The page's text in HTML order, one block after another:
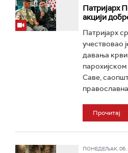
Патријарх
акцији
Патријарх
учествовао
давања крви
Саве,
Прочитај
ПОНЕДЕЉАК, 06.